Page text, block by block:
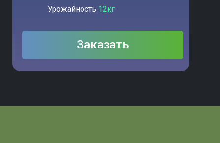
Заказать
Урожайность 12кг